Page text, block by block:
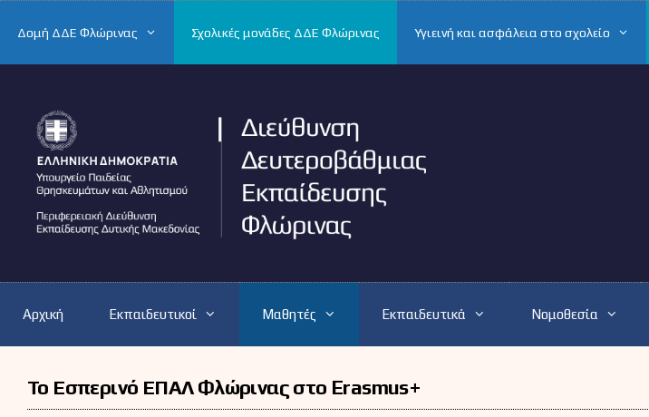
Δομή ΔΔΕ Φλώρινας Σχολικές μονάδες ΔΔΕ Φλώρινας Υγιεινή και ασφάλεια στο σχολείο
Αρχική Εκπαιδευτικοί Μαθητές Εκπαιδευτικά Νομοθεσία
Το Εσπερινό ΕΠΑΛ Φλώρινας στο Erasmus+